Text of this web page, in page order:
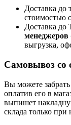
Доставка до
стоимостью
Доставка до
менеджеров
выгрузка,
Самовывоз со
Вы можете забрать
оплатив его в
выпишет
склада только